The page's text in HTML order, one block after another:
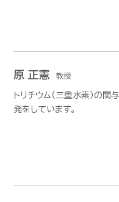
原 正憲 教授
トリチウム（三重水素）の
発をしています。